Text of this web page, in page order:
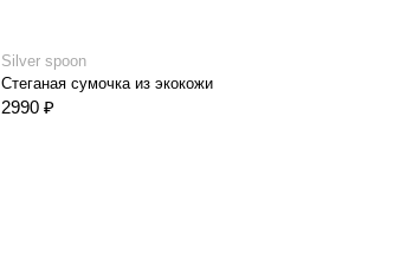
Silver spoon
Стеганая сумочка из экокожи
2990 ₽